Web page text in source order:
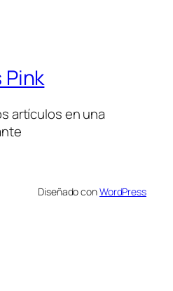
Pink
artículos en una
Diseñado conWordPress